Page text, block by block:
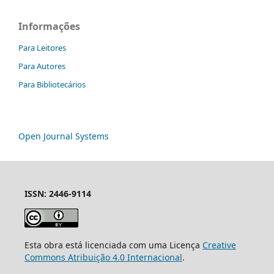
Informações
Para Leitores
Para Autores
Para Bibliotecários
Open Journal Systems
ISSN: 2446-9114
Esta obra está licenciada com uma Licença Creative
Commons Atribuição 4.0 Internacional.